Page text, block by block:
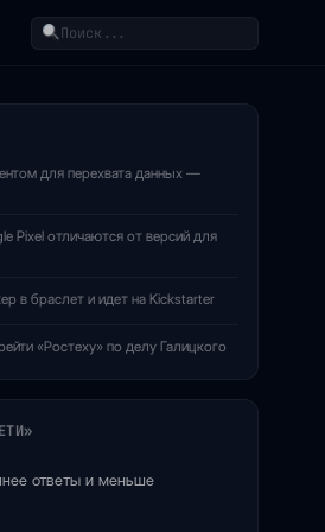
Поиск
для перехвата данных —
Pixel отличаются от версий для
в браслет и идет на Kickstarter
«Ростеху» по делу Галицкого
ответы и меньше